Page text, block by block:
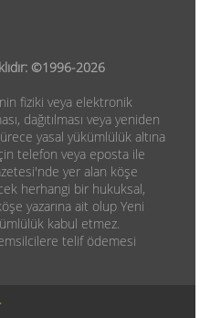
©1996-2026
fiziki veya elektronik
dağıtılması veya yeniden
yasal yükümlülük altına
telefon veya eposta ile
yer alan köşe
herhangi bir hukuksal,
yazarına ait olup Yeni
kabul etmez.
telif ödemesi